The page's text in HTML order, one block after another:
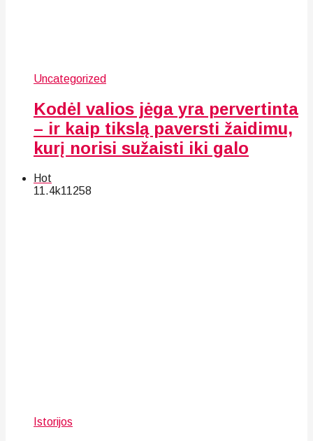
Uncategorized
Kodėl valios jėga yra pervertinta
– ir kaip tikslą paversti žaidimu,
kurį norisi sužaisti iki galo
Hot
11.4k11258
Istorijos